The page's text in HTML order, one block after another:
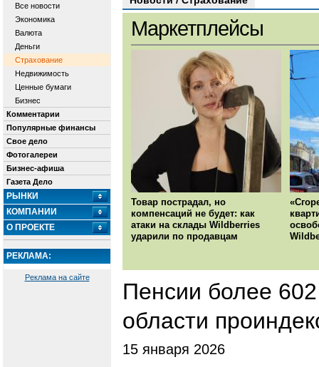
Все новости
Экономика
Валюта
Деньги
Страхование
Недвижимость
Ценные бумаги
Бизнес
Комментарии
Популярные финансы
Свое дело
Фотогалереи
Бизнес-афиша
Газета Дело
РЫНКИ
КОМПАНИИ
О ПРОЕКТЕ
РЕКЛАМА:
Реклама на сайте
Маркетплейсы
Товар пострадал, но
компенсаций не будет: как
атаки на склады Wildberries
ударили по продавцам
Пенсии более
области
15 января 2026